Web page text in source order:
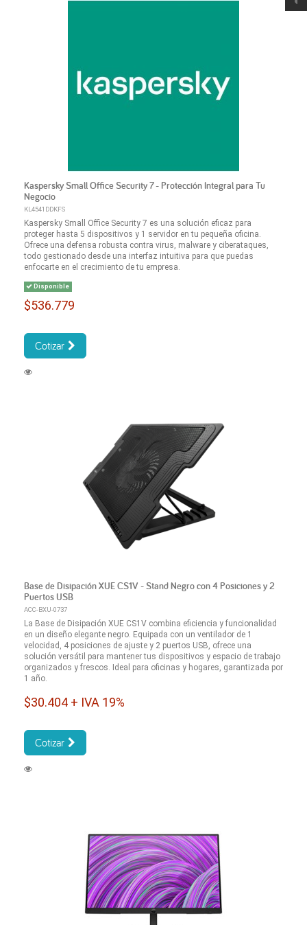
Kaspersky Small Office Security 7 - Protección Integral para Tu
Negocio
KL4541DDKFS
Kaspersky Small Office Security 7 es una solución eficaz para
proteger hasta 5 dispositivos y 1 servidor en tu pequeña oficina.
Ofrece una defensa robusta contra virus, malware y ciberataques,
todo gestionado desde una interfaz intuitiva para que puedas
enfocarte en el crecimiento de tu empresa.
Disponible
$536.779
Cotizar
Base de Disipación XUE CS1V - Stand Negro con 4 Posiciones y 2
Puertos USB
ACC-BXU-0737
La Base de Disipación XUE CS1V combina eficiencia y funcionalidad
en un diseño elegante negro. Equipada con un ventilador de 1
velocidad, 4 posiciones de ajuste y 2 puertos USB, ofrece una
solución versátil para mantener tus dispositivos y espacio de trabajo
organizados y frescos. Ideal para oficinas y hogares, garantizada por
1 año.
$30.404 + IVA 19%
Cotizar